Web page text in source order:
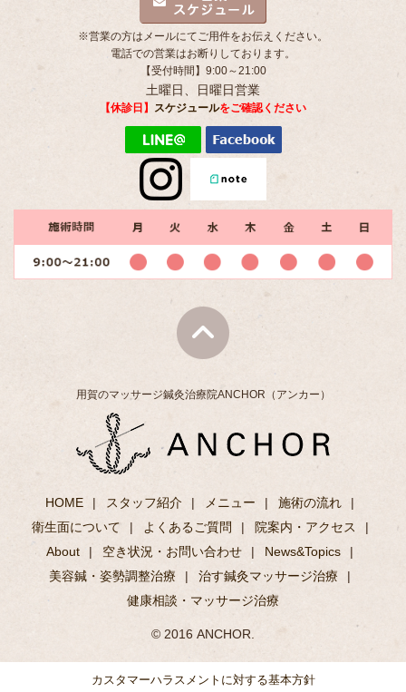
※営業の方はメールにてご用件をお伝えください。
電話での営業はお断りしております。
【受付時間】9:00～21:00
土曜日、日曜日営業
【休診日】 スケジュールをご確認ください
用賀のマッサージ鍼灸治療院ANCHOR（アンカー）
HOME スタッフ紹介 メニュー
施術の流れ
衛生面について
よくあるご質問
院案内・アクセス
About
空き状況・お問い合わせ
News&Topics
美容鍼・姿勢調整治療
治す鍼灸マッサージ治療
健康相談・マッサージ治療
© 2016 ANCHOR.
カスタマーハラスメントに対する基本方針